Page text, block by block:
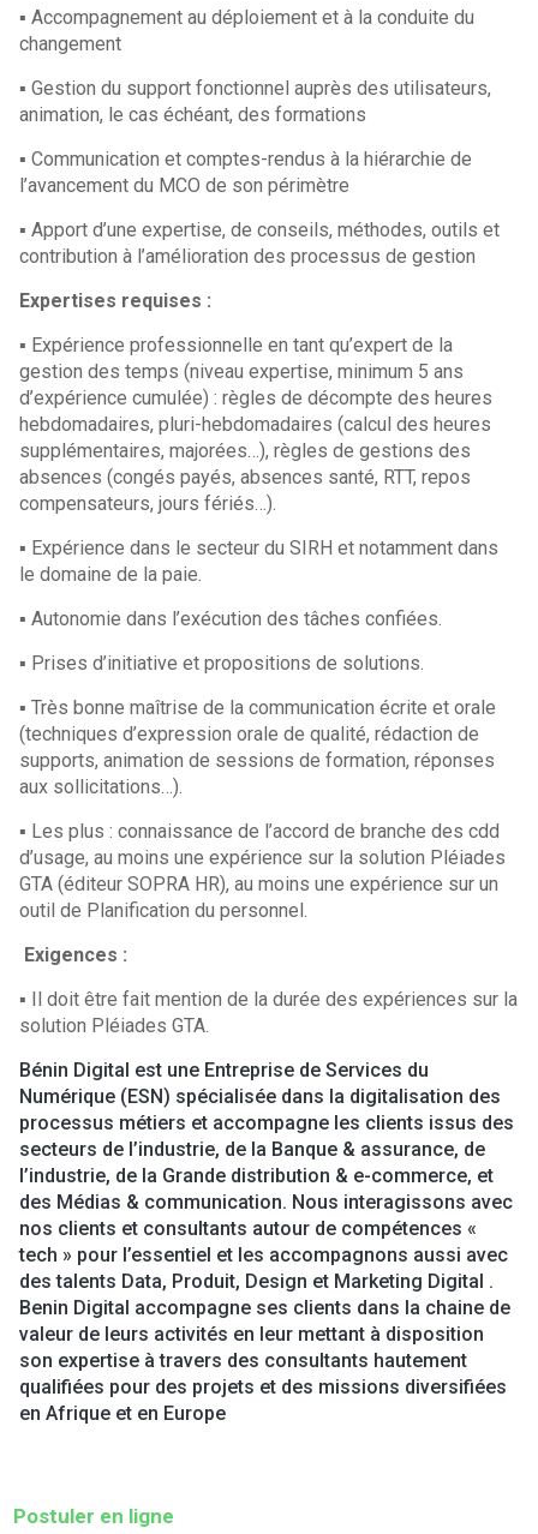
▪ Accompagnement au déploiement et à la conduite du
changement
▪ Gestion du support fonctionnel auprès des utilisateurs,
animation, le cas échéant, des formations
▪ Communication et comptes-rendus à la hiérarchie de
l’avancement du MCO de son périmètre
▪ Apport d’une expertise, de conseils, méthodes, outils et
contribution à l’amélioration des processus de gestion
Expertises requises :
▪ Expérience professionnelle en tant qu’expert de la
gestion des temps (niveau expertise, minimum 5 ans
d’expérience cumulée) : règles de décompte des heures
hebdomadaires, pluri-hebdomadaires (calcul des heures
supplémentaires, majorées…), règles de gestions des
absences (congés payés, absences santé, RTT, repos
compensateurs, jours fériés…).
▪ Expérience dans le secteur du SIRH et notamment dans
le domaine de la paie.
▪ Autonomie dans l’exécution des tâches confiées.
▪ Prises d’initiative et propositions de solutions.
▪ Très bonne maîtrise de la communication écrite et orale
(techniques d’expression orale de qualité, rédaction de
supports, animation de sessions de formation, réponses
aux sollicitations…).
▪ Les plus : connaissance de l’accord de branche des cdd
d’usage, au moins une expérience sur la solution Pléiades
GTA (éditeur SOPRA HR), au moins une expérience sur un
outil de Planification du personnel.
Exigences :
▪ Il doit être fait mention de la durée des expériences sur la
solution Pléiades GTA.
Bénin Digital est une Entreprise de Services du
Numérique (ESN) spécialisée dans la digitalisation des
processus métiers et accompagne les clients issus des
secteurs de l’industrie, de la Banque & assurance, de
l’industrie, de la Grande distribution & e-commerce, et
des Médias & communication. Nous interagissons avec
nos clients et consultants autour de compétences «
tech » pour l’essentiel et les accompagnons aussi avec
des talents Data, Produit, Design et Marketing Digital .
Benin Digital accompagne ses clients dans la chaine de
valeur de leurs activités en leur mettant à disposition
son expertise à travers des consultants hautement
qualifiées pour des projets et des missions diversifiées
en Afrique et en Europe
Postuler en ligne